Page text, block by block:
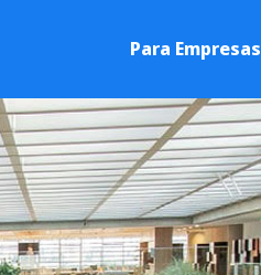
Para Empresas
Soluções em Talentos
Consultoria em Processos de
Seleção e Employer Branding.
Soluções para Recrutamento e
Seleção
Gerencie processos seletivos de
forma inteligente.